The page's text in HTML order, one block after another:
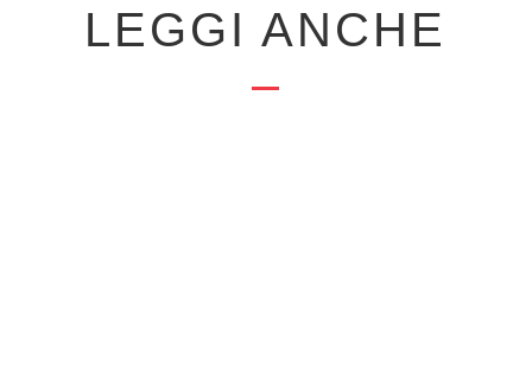
LEGGI ANCHE